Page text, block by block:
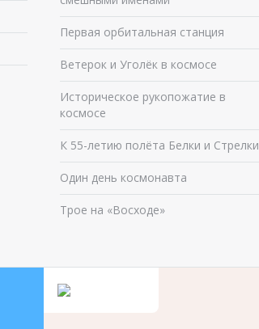
Первая орбитальная станция
Ветерок и Уголёк в космосе
Историческое рукопожатие в
космосе
К 55-летию полёта Белки и Стрелки
Один день космонавта
Трое на «Восходе»